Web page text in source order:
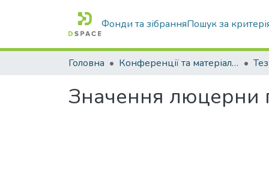
Фонди та зібранняПошук за
Головна Конференції та матеріали конференцій
Значення люцерни